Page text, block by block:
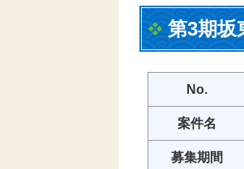
第3期坂
No.
案件名
募集期間